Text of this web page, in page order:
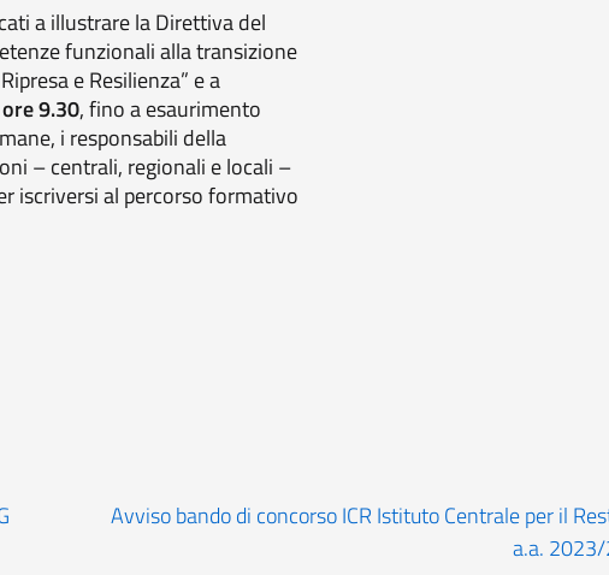
a illustrare la Direttiva del
funzionali alla transizione
e Resilienza” e a
9.30, fino a esaurimento
i responsabili della
– centrali, regionali e locali –
iscriversi al percorso formativo
Avviso bando di concorso ICR Istituto Centrale per il
a.a.